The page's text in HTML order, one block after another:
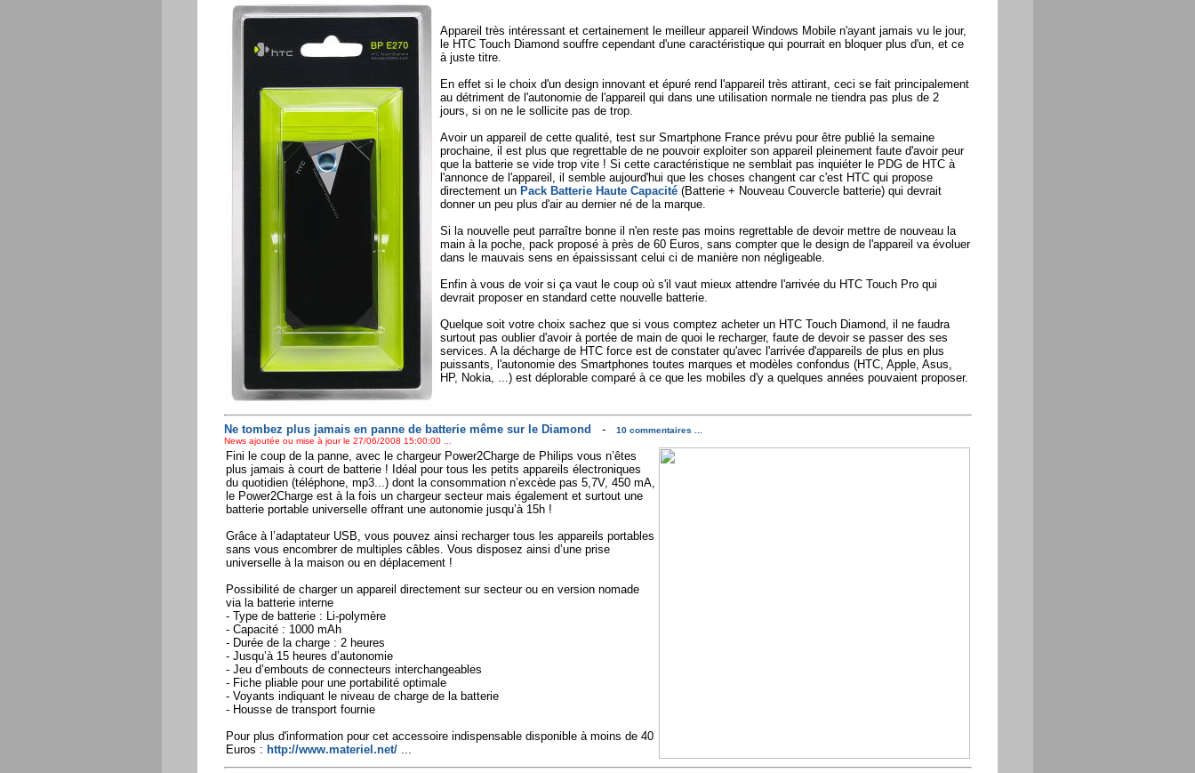
Appareil très intéressant et certainement le meilleur appareil Windows Mobile n'ayant jamais vu le jour,
le HTC Touch Diamond souffre cependant d'une caractéristique qui pourrait en bloquer plus d'un, et ce
à juste titre.
En effet si le choix d'un design innovant et épuré rend l'appareil très attirant, ceci se fait principalement
au détriment de l'autonomie de l'appareil qui dans une utilisation normale ne tiendra pas plus de 2
jours, si on ne le sollicite pas de trop.
Avoir un appareil de cette qualité, test sur Smartphone France prévu pour être publié la semaine
prochaine, il est plus que regrettable de ne pouvoir exploiter son appareil pleinement faute d'avoir peur
que la batterie se vide trop vite ! Si cette caractéristique ne semblait pas inquiéter le PDG de HTC à
l'annonce de l'appareil, il semble aujourd'hui que les choses changent car c'est HTC qui propose
directement un Pack Batterie Haute Capacité(Batterie + Nouveau Couvercle batterie) qui devrait
donner un peu plus d'air au dernier né de la marque.
Si la nouvelle peut parraître bonne il n'en reste pas moins regrettable de devoir mettre de nouveau la
main à la poche, pack proposé à près de 60 Euros, sans compter que le design de l'appareil va évoluer
dans le mauvais sens en épaississant celui ci de manière non négligeable.
Enfin à vous de voir si ça vaut le coup où s'il vaut mieux attendre l'arrivée du HTC Touch Pro qui
devrait proposer en standard cette nouvelle batterie.
Quelque soit votre choix sachez que si vous comptez acheter un HTC Touch Diamond, il ne faudra
surtout pas oublier d'avoir à portée de main de quoi le recharger, faute de devoir se passer des ses
services. A la décharge de HTC force est de constater qu'avec l'arrivée d'appareils de plus en plus
puissants, l'autonomie des Smartphones toutes marques et modèles confondus (HTC, Apple, Asus,
HP, Nokia, ...) est déplorable comparé à ce que les mobiles d'y a quelques années pouvaient proposer.
Ne tombez plus jamais en panne de batterie même sur le Diamond -
10 commentaires ...
News ajoutée ou mise à jour le 27/06/2008 15:00:00 ...
Fini le coup de la panne, avec le chargeur Power2Charge de Philips vous n’êtes
plus jamais à court de batterie ! Idéal pour tous les petits appareils électroniques
du quotidien (téléphone, mp3...) dont la consommation n’excède pas 5,7V, 450 mA,
le Power2Charge est à la fois un chargeur secteur mais également et surtout une
batterie portable universelle offrant une autonomie jusqu’à 15h !
Grâce à l’adaptateur USB, vous pouvez ainsi recharger tous les appareils portables
sans vous encombrer de multiples câbles. Vous disposez ainsi d’une prise
universelle à la maison ou en déplacement !
Possibilité de charger un appareil directement sur secteur ou en version nomade
via la batterie interne
- Type de batterie : Li-polymère
- Capacité : 1000 mAh
- Durée de la charge : 2 heures
- Jusqu’à 15 heures d’autonomie
- Jeu d’embouts de connecteurs interchangeables
- Fiche pliable pour une portabilité optimale
- Voyants indiquant le niveau de charge de la batterie
- Housse de transport fournie
Pour plus d'information pour cet accessoire indispensable disponible à moins de 40
Euros : http://www.materiel.net/...